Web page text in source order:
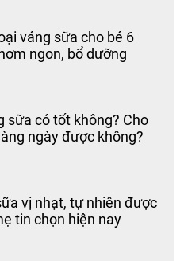
váng sữa cho bé 6
ngon, bổ dưỡng
sữa có tốt không? Cho
ngày được không?
vị nhạt, tự nhiên được
tin chọn hiện nay